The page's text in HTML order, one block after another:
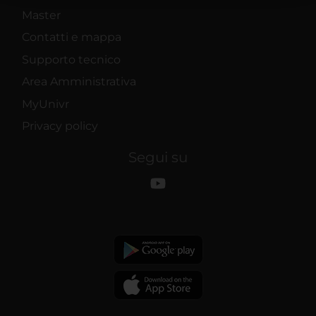
raccolto dal tuo utilizzo dei loro servizi.
Master
Contatti e mappa
Supporto tecnico
Area Amministrativa
MyUnivr
Privacy policy
Segui su